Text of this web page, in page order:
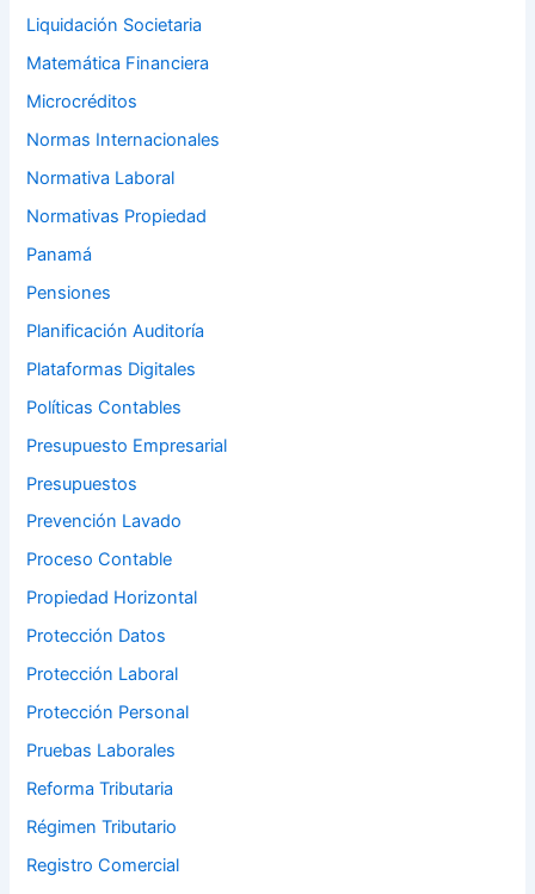
Liquidación Societaria
Matemática Financiera
Microcréditos
Normas Internacionales
Normativa Laboral
Normativas Propiedad
Panamá
Pensiones
Planificación Auditoría
Plataformas Digitales
Políticas Contables
Presupuesto Empresarial
Presupuestos
Prevención Lavado
Proceso Contable
Propiedad Horizontal
Protección Datos
Protección Laboral
Protección Personal
Pruebas Laborales
Reforma Tributaria
Régimen Tributario
Registro Comercial